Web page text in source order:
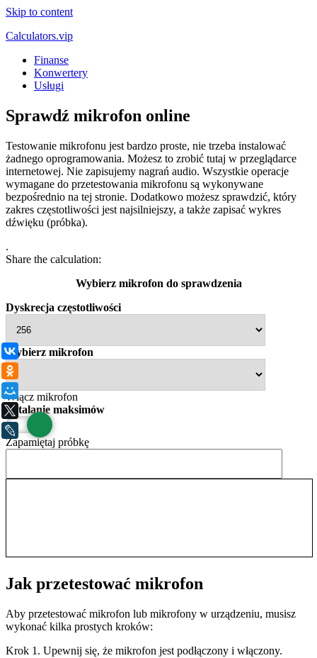
Skip to content
Calculators.vip
Finanse
Konwertery
Usługi
Sprawdź mikrofon online
Testowanie mikrofonu jest bardzo proste, nie trzeba instalować
żadnego oprogramowania. Możesz to zrobić tutaj w przeglądarce
internetowej. Nie zapisujemy nagrań audio. Wszystkie operacje
wymagane do przetestowania mikrofonu są wykonywane
bezpośrednio na tej stronie. Dodatkowo możesz sprawdzić, który
zakres częstotliwości jest najsilniejszy, a także zapisać wykres
dźwięku (próbka).
.
Share the calculation:
Wybierz mikrofon do sprawdzenia
Dyskrecja częstotliwości
Wybierz mikrofon
Włącz mikrofon
Ustalanie maksimów
Zapamiętaj próbkę
Jak przetestować mikrofon
Aby przetestować mikrofon lub mikrofony w urządzeniu, musisz
wykonać kilka prostych kroków:
Krok 1. Upewnij się, że mikrofon jest podłączony i włączony.
ВКонтакте
Мой Мир
X
LiveJournal